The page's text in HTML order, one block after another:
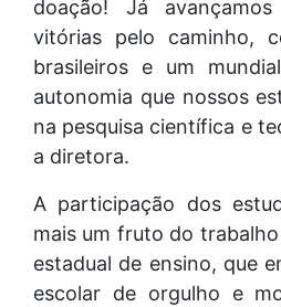
doação! Já
vitórias pelo caminho,
brasileiros e um
autonomia que nossos
na pesquisa científica e
a diretora.
A participação dos
mais um fruto do
estadual de ensino, que
escolar de orgulho e